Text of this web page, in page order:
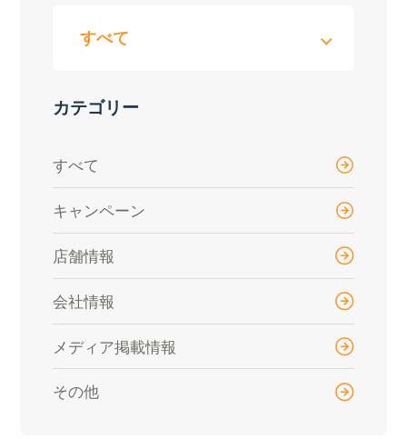
カテゴリー
すべて
キャンペーン
店舗情報
会社情報
メディア掲載情報
その他